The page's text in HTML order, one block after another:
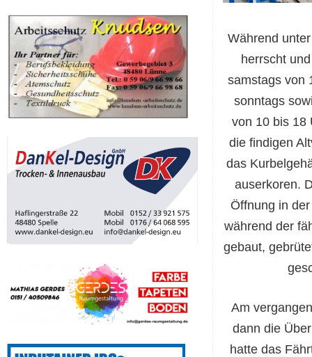
Während
herrscht
samstags von
sonntags
von 10 bis 18
die findigen
das
auserkoren.
Öffnung in
während der
gebaut,
Am
dann die
hatte das